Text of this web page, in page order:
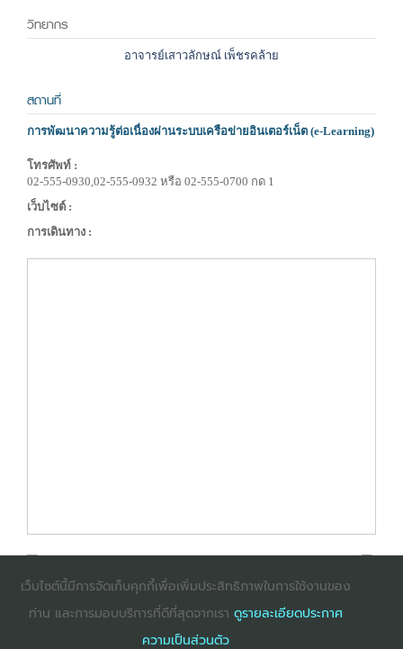
วิทยากร
อาจารย์เสาวลักษณ์ เพ็ชรคล้าย
สถานที่
การพัฒนาความรู้ต่อเนื่องผ่านระบบเครือข่ายอินเตอร์เน็ต (e-Learning)
โทรศัพท์ :
02-555-0930,02-555-0932 หรือ 02-555-0700 กด 1
เว็บไซต์ :
การเดินทาง :
: InternetExplorer เวอร์ชั่น 10 ขึ้นไป
เว็บไซต์นี้มีการจัดเก็บคุกกี้เพื่อเพิ่มประสิทธิภาพในการใช้งานของ
ท่าน และการมอบบริการที่ดีที่สุดจากเรา ดูรายละเอียดประกาศ
ความเป็นส่วนตัว